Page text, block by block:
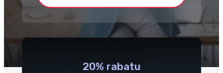
20% rabatu